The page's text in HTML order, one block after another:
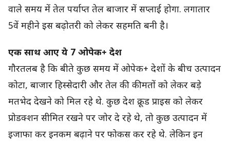
वाले समय में तेल पर्याप्त तेल बाजार में सप्लाई होगा. लगातार
5वें महीने इस बढ़ोतरी को लेकर सहमति बनी है।
एक साथ आए ये 7 ओपेक+ देश
गौरतलब है कि बीते कुछ समय में ओपेक+ देशों के बीच उत्पादन
कोटा, बाजार हिस्सेदारी और तेल की कीमतों को लेकर बड़े
मतभेद देखने को मिल रहे थे. कुछ देश क्रूड प्राइस को लेकर
प्रोडक्शन सीमित रखने पर जोर दे रहे थे, तो कुछ उत्पादन में
इजाफा कर इनकम बढ़ाने पर फोकस कर रहे थे. लेकिन इन